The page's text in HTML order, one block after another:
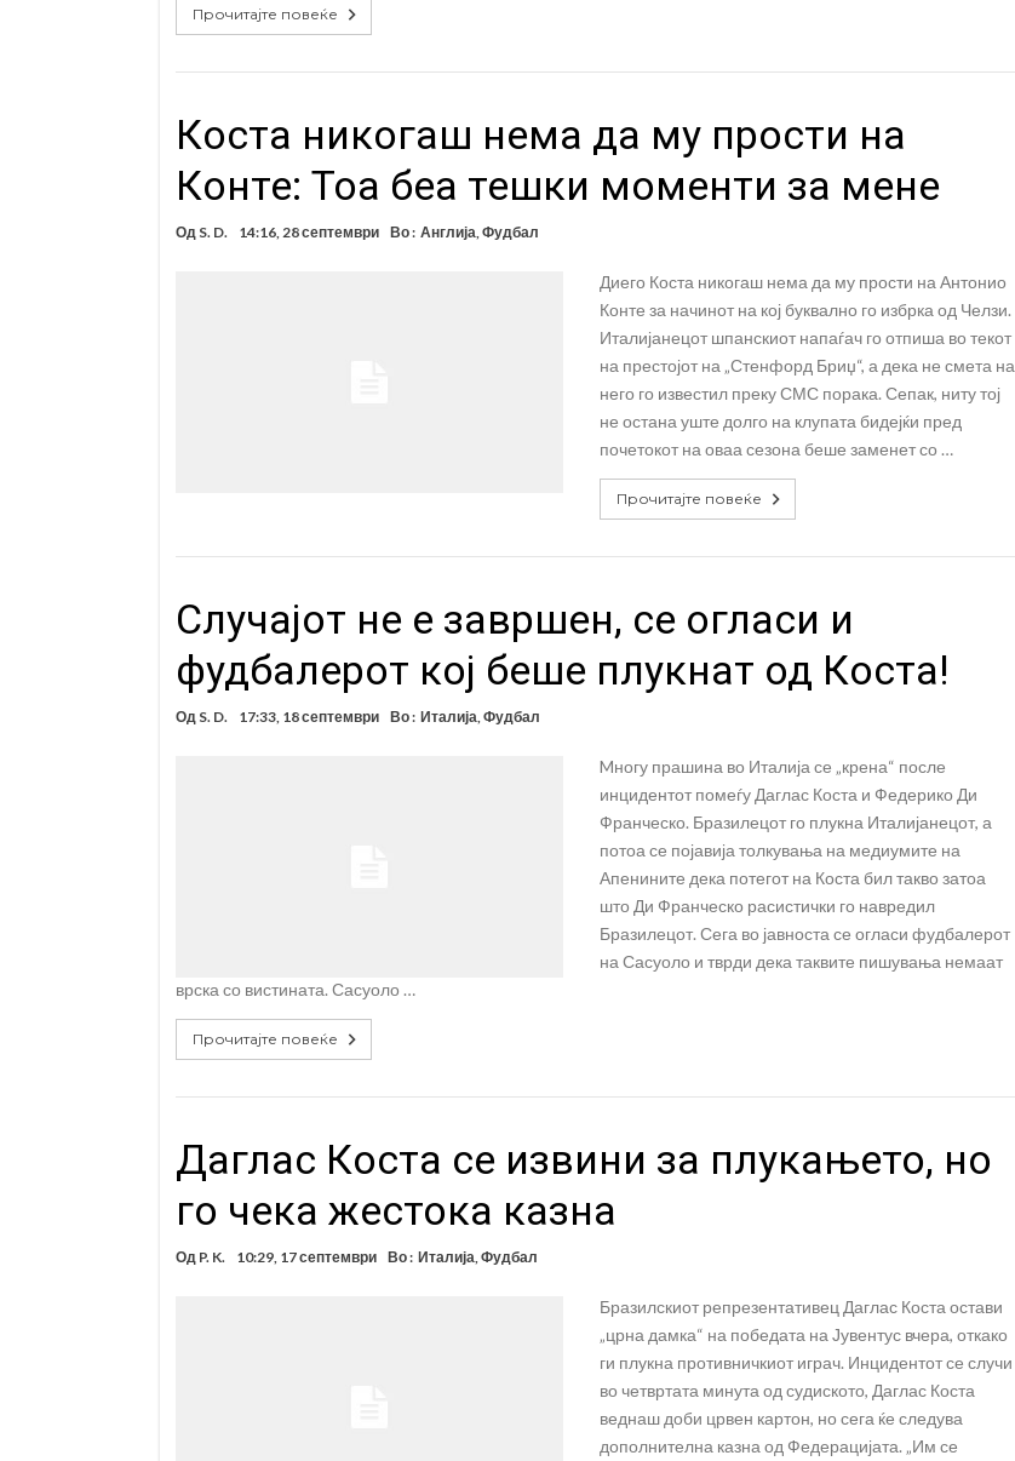
Прочитајте повеќе
Коста никогаш нема да му прости на
Конте: Тоа беа тешки моменти за мене
Од S. D. 14:16, 28 септември Во : Англија Фудбал
Диего Коста никогаш нема да му прости на Антонио
Конте за начинот на кој буквално го избрка од Челзи.
Италијанецот шпанскиот напаѓач го отпиша во текот
на престојот на „Стенфорд Бриџ“, а дека не смета на
него го известил преку СМС порака. Сепак, ниту тој
не остана уште долго на клупата бидејќи пред
почетокот на оваа сезона беше заменет со …
Прочитајте повеќе
Случајот не е завршен, се огласи и
фудбалерот кој беше плукнат од Коста!
Од S. D. 17:33, 18 септември Во : Италија Фудбал
Mногу прашина во Италија се „крена“ после
инцидентот помеѓу Даглас Коста и Федерико Ди
Франческо. Бразилецот го плукна Италијанецот, а
потоа се појавија толкувања на медиумите на
Апенините дека потегот на Коста бил такво затоа
што Ди Франческо расистички го навредил
Бразилецот. Сега во јавноста се огласи фудбалерот
на Сасуоло и тврди дека таквите пишувања немаат
врска со вистината. Сасуоло …
Прочитајте повеќе
Даглас Коста се извини за плукањето, но
го чека жестока казна
Од P. K. 10:29, 17 септември Во : Италија Фудбал
Бразилскиот репрезентативец Даглас Коста остави
„црна дамка“ на победата на Јувентус вчера, откако
ги плукна противничкиот играч. Инцидентот се случи
во четвртата минута од судиското, Даглас Коста
веднаш доби црвен картон, но сега ќе следува
дополнителна казна од Федерацијата. „Им се